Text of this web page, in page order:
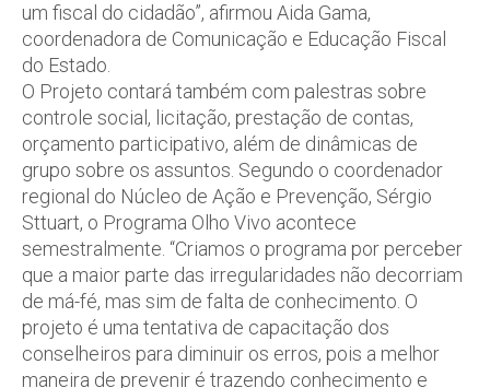
um fiscal do cidadão”, afirmou Aida Gama,
coordenadora de Comunicação e Educação Fiscal
do Estado.
O Projeto contará também com palestras sobre
controle social, licitação, prestação de contas,
orçamento participativo, além de dinâmicas de
grupo sobre os assuntos. Segundo o coordenador
regional do Núcleo de Ação e Prevenção, Sérgio
Sttuart, o Programa Olho Vivo acontece
semestralmente. “Criamos o programa por perceber
que a maior parte das irregularidades não decorriam
de má-fé, mas sim de falta de conhecimento. O
projeto é uma tentativa de capacitação dos
conselheiros para diminuir os erros, pois a melhor
maneira de prevenir é trazendo conhecimento e